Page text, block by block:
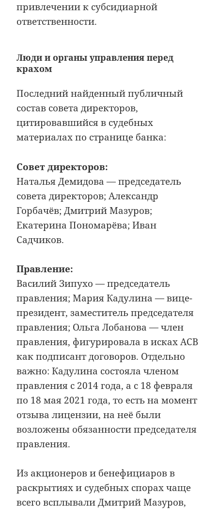
привлечении к субсидиарной
ответственности.
Люди и органы управления перед
крахом
Последний найденный публичный
состав совета директоров,
цитировавшийся в судебных
материалах по странице банка:
Совет директоров:
Наталья Демидова — председатель
совета директоров; Александр
Горбачёв; Дмитрий Мазуров;
Екатерина Пономарёва; Иван
Садчиков.
Правление:
Василий Зипухо — председатель
правления; Мария Кадулина — вице-
президент, заместитель председателя
правления; Ольга Лобанова — член
правления, фигурировала в исках АСВ
как подписант договоров. Отдельно
важно: Кадулина состояла членом
правления с 2014 года, а с 18 февраля
по 18 мая 2021 года, то есть на момент
отзыва лицензии, на неё были
возложены обязанности председателя
правления.
Из акционеров и бенефициаров в
раскрытиях и судебных спорах чаще
всего всплывали Дмитрий Мазуров,